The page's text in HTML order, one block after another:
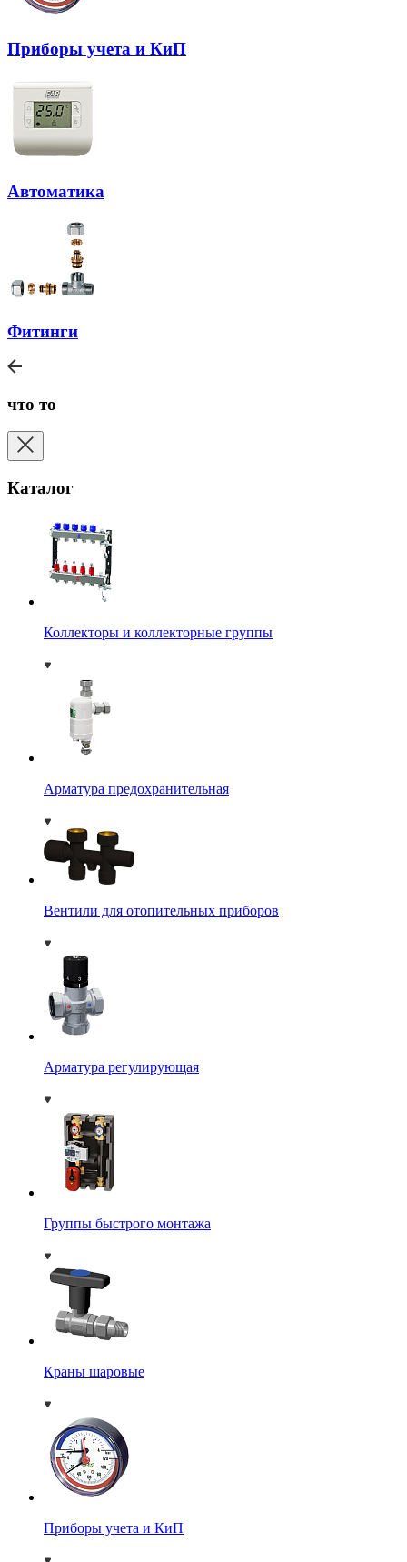
Приборы учета и КиП
Автоматика
Фитинги
что то
Каталог
Коллекторы и коллекторные группы
Арматура предохранительная
Вентили для отопительных приборов
Арматура регулирующая
Группы быстрого монтажа
Краны шаровые
Приборы учета и КиП